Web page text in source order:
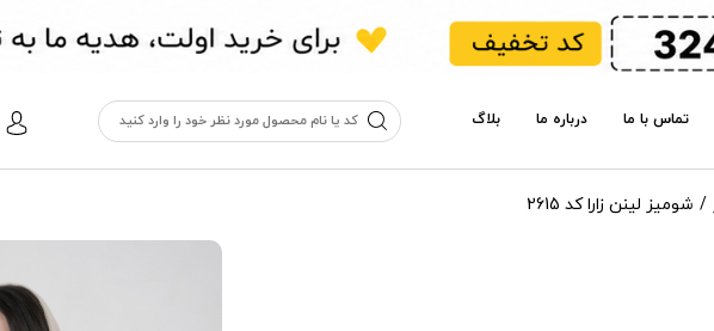
تماس با ما درباره ما بلاگ
شومیز لینن زارا کد 2615